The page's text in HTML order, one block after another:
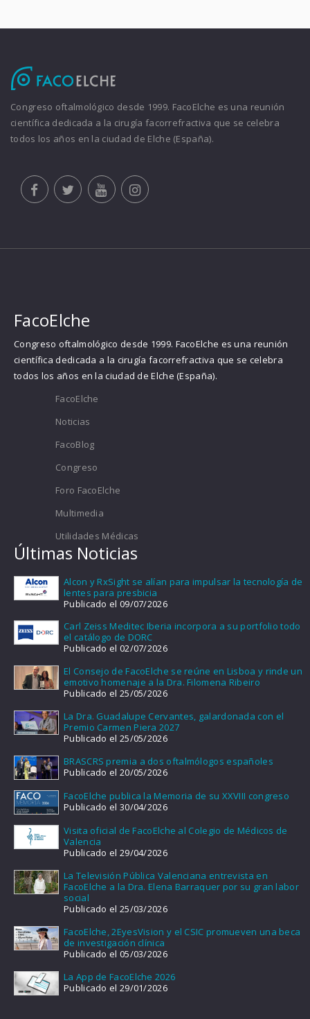
Congreso oftalmológico desde 1999. FacoElche es una reunión
científica dedicada a la cirugía facorrefractiva que se celebra
todos los años en la ciudad de Elche (España).
FacoElche
Congreso oftalmológico desde 1999. FacoElche es una reunión
científica dedicada a la cirugía facorrefractiva que se celebra
todos los años en la ciudad de Elche (España).
FacoElche
Noticias
FacoBlog
Congreso
Foro FacoElche
Multimedia
Utilidades Médicas
Últimas Noticias
Alcon y RxSight se alían para impulsar la tecnología de
lentes para presbicia
Publicado el 09/07/2026
Carl Zeiss Meditec Iberia incorpora a su portfolio todo
el catálogo de DORC
Publicado el 02/07/2026
El Consejo de FacoElche se reúne en Lisboa y rinde un
emotivo homenaje a la Dra. Filomena Ribeiro
Publicado el 25/05/2026
La Dra. Guadalupe Cervantes, galardonada con el
Premio Carmen Piera 2027
Publicado el 25/05/2026
BRASCRS premia a dos oftalmólogos españoles
Publicado el 20/05/2026
FacoElche publica la Memoria de su XXVIII congreso
Publicado el 30/04/2026
Visita oficial de FacoElche al Colegio de Médicos de
Valencia
Publicado el 29/04/2026
La Televisión Pública Valenciana entrevista en
FacoElche a la Dra. Elena Barraquer por su gran labor
social
Publicado el 25/03/2026
FacoElche, 2EyesVision y el CSIC promueven una beca
de investigación clínica
Publicado el 05/03/2026
La App de FacoElche 2026
Publicado el 29/01/2026